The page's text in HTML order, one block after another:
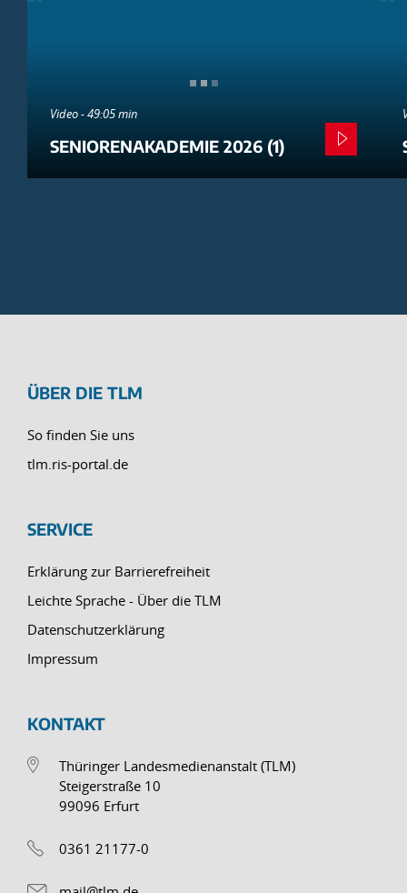
Video - 49:05 min
SENIORENAKADEMIE 2026 (1)
ÜBER DIE TLM
So finden Sie uns
tlm.ris-portal.de
SERVICE
Erklärung zur Barrierefreiheit
Leichte Sprache - Über die TLM
Datenschutzerklärung
Impressum
KONTAKT
Thüringer Landesmedienanstalt (TLM)
Steigerstraße 10
99096 Erfurt
0361 21177-0